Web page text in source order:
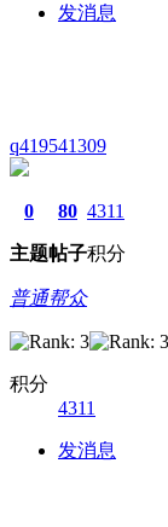
发消息
q419541309
0
主题
80
帖子
4311
积分
普通帮众
积分
4311
发消息